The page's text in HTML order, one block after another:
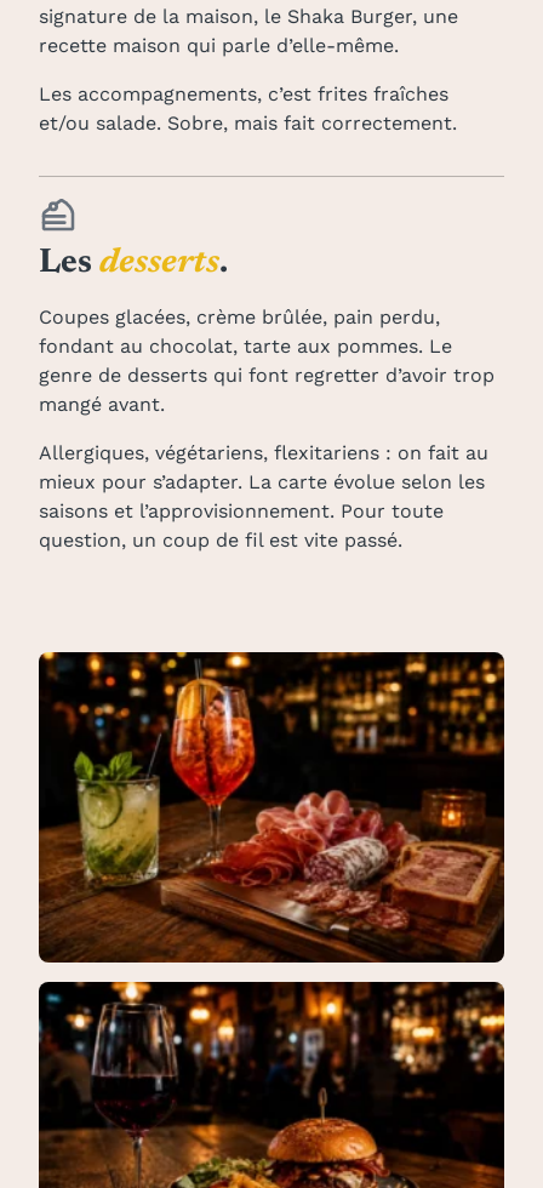
signature de la maison, le Shaka Burger, une
recette maison qui parle d’elle-même.
Les accompagnements, c’est frites fraîches
et/ou salade. Sobre, mais fait correctement.
Les desserts.
Coupes glacées, crème brûlée, pain perdu,
fondant au chocolat, tarte aux pommes. Le
genre de desserts qui font regretter d’avoir trop
mangé avant.
Allergiques, végétariens, flexitariens : on fait au
mieux pour s’adapter. La carte évolue selon les
saisons et l’approvisionnement. Pour toute
question, un coup de fil est vite passé.